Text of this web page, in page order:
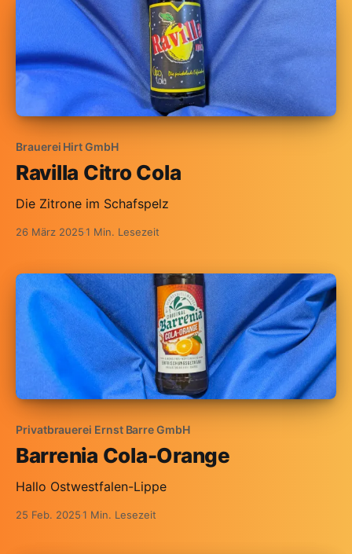
Brauerei Hirt GmbH
Ravilla Citro Cola
Die Zitrone im Schafspelz
26 März 20251 Min. Lesezeit
Privatbrauerei Ernst Barre GmbH
Barrenia Cola-Orange
Hallo Ostwestfalen-Lippe
25 Feb. 20251 Min. Lesezeit